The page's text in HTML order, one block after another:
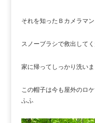
それを知ったＢカメラマ
スノーブラシで救出して
家に帰ってしっかり洗いま
この帽子は今も屋外のロ
ふふ